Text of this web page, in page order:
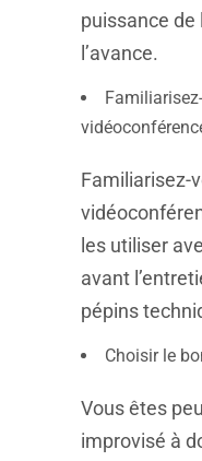
puissance
l’avance.
Familiarisez-
les utiliser
avant
pépins
Choisir le
Vous êtes
improvisé à